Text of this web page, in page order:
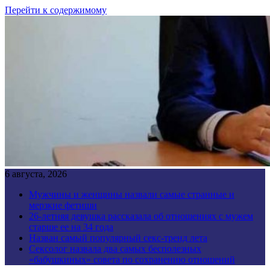
Перейти к содержимому
6 августа, 2026
Мужчины и женщины назвали самые странные и
мерзкие фетиши
26-летняя девушка рассказала об отношениях с мужем
старше ее на 34 года
Назван самый популярный секс-тренд лета
Сексолог назвала два самых бесполезных
«бабушкиных» совета по сохранению отношений